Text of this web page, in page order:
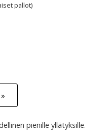
pallot)
pienille yllätyksille.